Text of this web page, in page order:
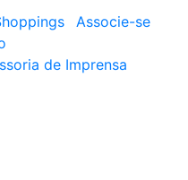
Associe-se
de Imprensa